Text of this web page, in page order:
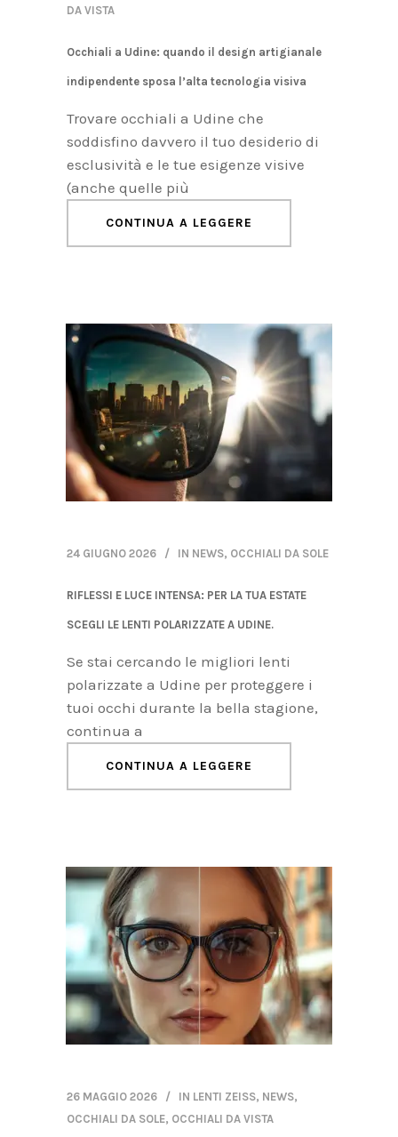
DA VISTA
Occhiali a Udine: quando il design artigianale
indipendente sposa l’alta tecnologia visiva
Trovare occhiali a Udine che
soddisfino davvero il tuo desiderio di
esclusività e le tue esigenze visive
(anche quelle più
CONTINUA A LEGGERE
24 GIUGNO 2026 IN NEWS, OCCHIALI DA SOLE
RIFLESSI E LUCE INTENSA: PER LA TUA ESTATE
SCEGLI LE LENTI POLARIZZATE A UDINE.
Se stai cercando le migliori lenti
polarizzate a Udine per proteggere i
tuoi occhi durante la bella stagione,
continua a
CONTINUA A LEGGERE
26 MAGGIO 2026 IN LENTI ZEISS, NEWS,
OCCHIALI DA SOLE, OCCHIALI DA VISTA